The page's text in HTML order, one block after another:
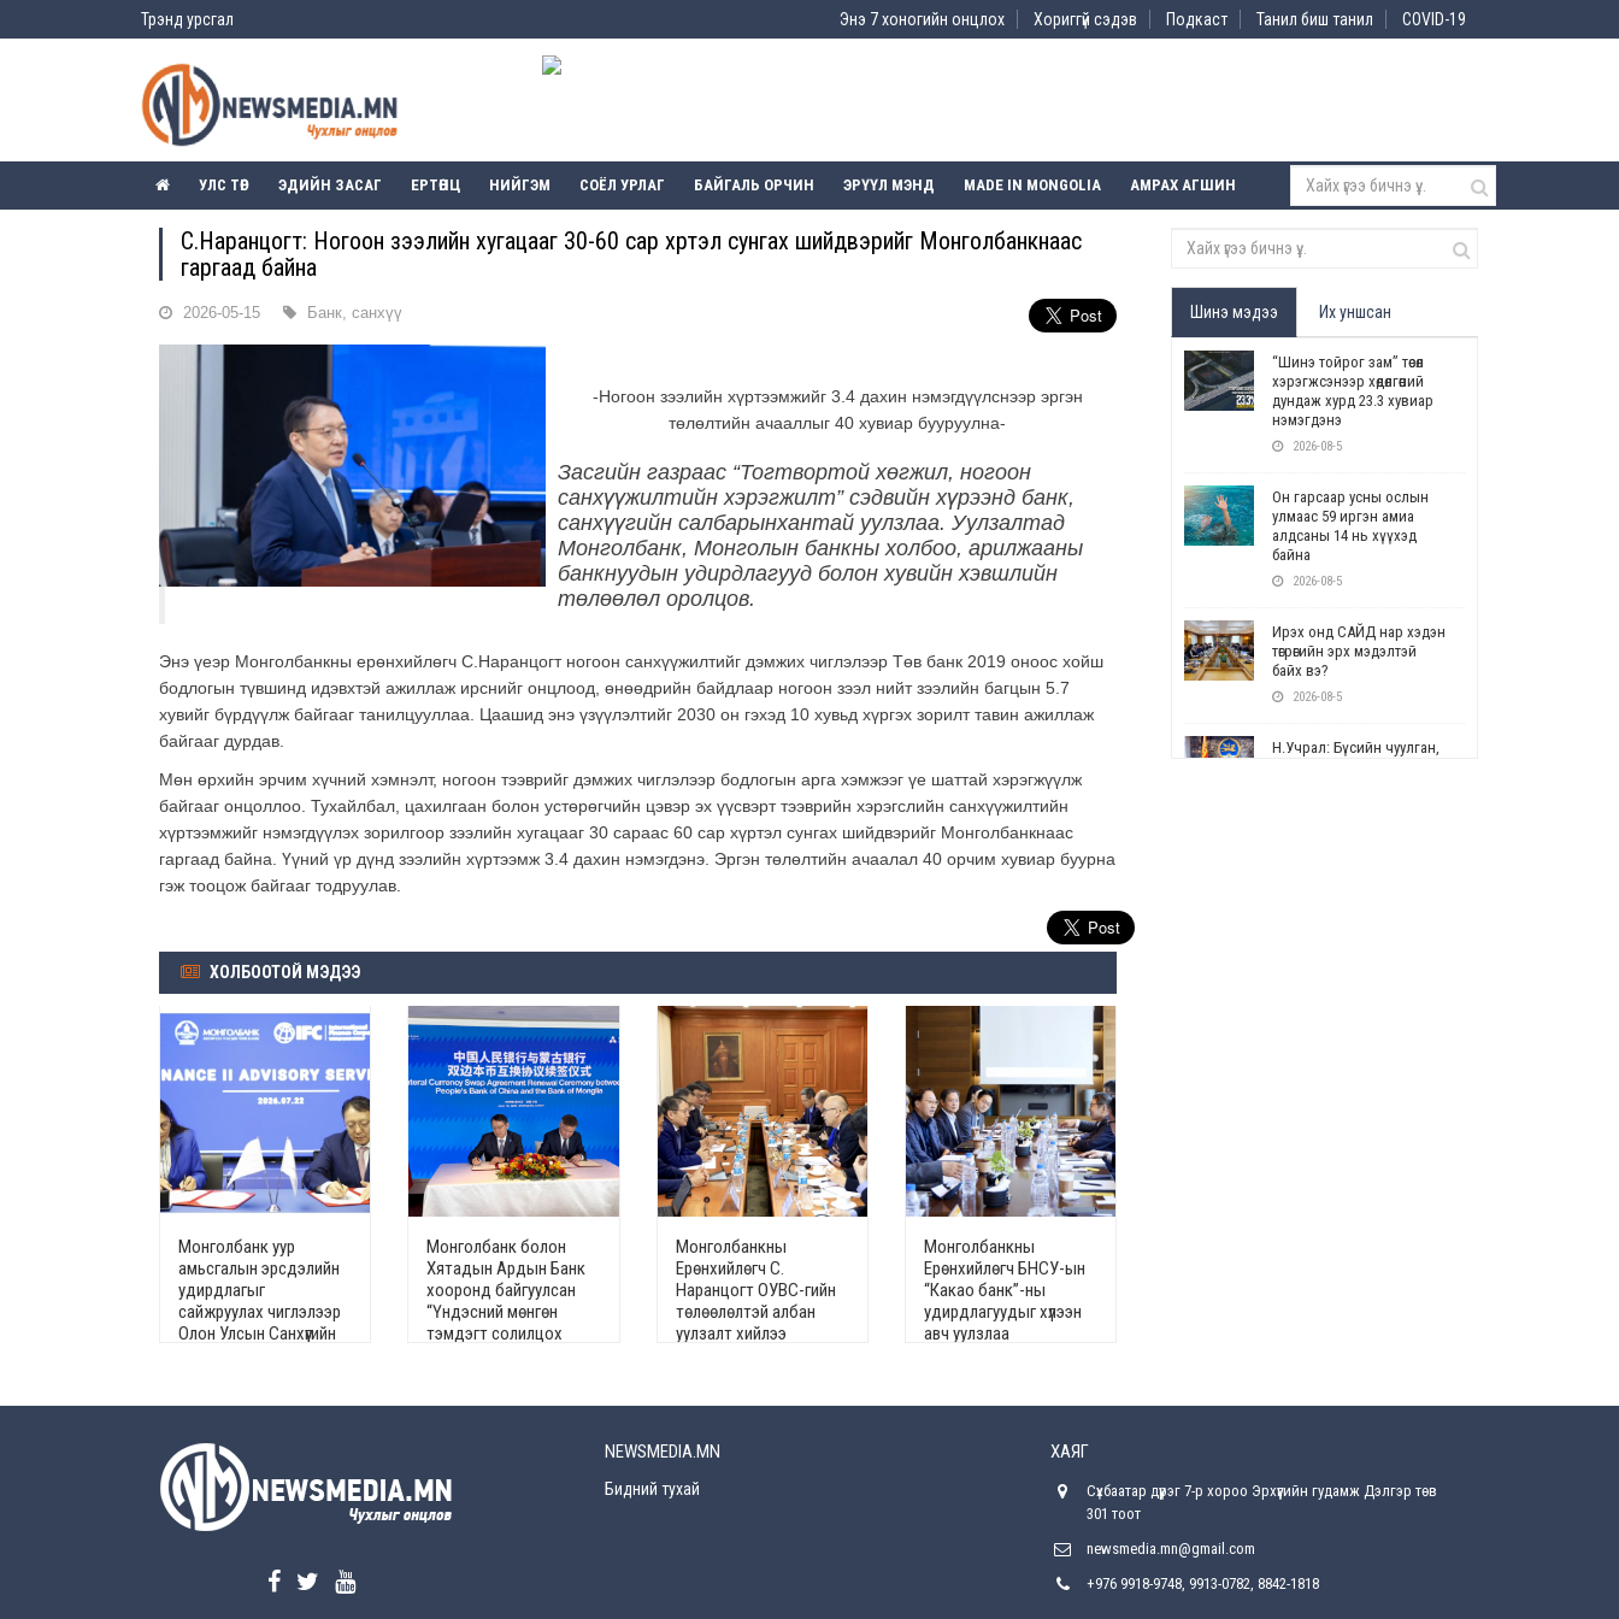
Трэнд урсгал Энэ 7 хоногийн онцлох Хориггүй сэдэв Подкаст Танил биш танил COVID-19
УЛС ТӨР ЭДИЙН ЗАСАГ ЕРТӨНЦ НИЙГЭМ СОЁЛ УРЛАГ БАЙГАЛЬ ОРЧИН ЭРҮҮЛ МЭНД MADE IN MONGOLIA АМРАХ АГШИН
С.Наранцогт: Ногоон зээлийн хугацааг 30-60 сар хүртэл сунгах шийдвэрийг Монголбанкнаас
гаргаад байна
2026-05-15 Банк, санхүү
-Ногоон зээлийн хүртээмжийг 3.4 дахин нэмэгдүүлснээр эргэн
төлөлтийн ачааллыг 40 хувиар бууруулна-
Засгийн газраас “Тогтвортой хөгжил, ногоон
санхүүжилтийн хэрэгжилт” сэдвийн хүрээнд банк,
санхүүгийн салбарынхантай уулзлаа. Уулзалтад
Монголбанк, Монголын банкны холбоо, арилжааны
банкнуудын удирдлагууд болон хувийн хэвшлийн
төлөөлөл оролцов.
Энэ үеэр Монголбанкны ерөнхийлөгч С.Наранцогт ногоон санхүүжилтийг дэмжих чиглэлээр Төв банк 2019 оноос хойш
бодлогын түвшинд идэвхтэй ажиллаж ирснийг онцлоод, өнөөдрийн байдлаар ногоон зээл нийт зээлийн багцын 5.7
хувийг бүрдүүлж байгааг танилцууллаа. Цаашид энэ үзүүлэлтийг 2030 он гэхэд 10 хувьд хүргэх зорилт тавин ажиллаж
байгааг дурдав.
Мөн өрхийн эрчим хүчний хэмнэлт, ногоон тээврийг дэмжих чиглэлээр бодлогын арга хэмжээг үе шаттай хэрэгжүүлж
байгааг онцоллоо. Тухайлбал, цахилгаан болон устөрөгчийн цэвэр эх үүсвэрт тээврийн хэрэгслийн санхүүжилтийн
хүртээмжийг нэмэгдүүлэх зорилгоор зээлийн хугацааг 30 сараас 60 сар хүртэл сунгах шийдвэрийг Монголбанкнаас
гаргаад байна. Үүний үр дүнд зээлийн хүртээмж 3.4 дахин нэмэгдэнэ. Эргэн төлөлтийн ачаалал 40 орчим хувиар буурна
гэж тооцож байгааг тодруулав.
ХОЛБООТОЙ МЭДЭЭ
Монголбанк уур
амьсгалын эрсдэлийн
удирдлагыг
сайжруулах чиглэлээр
Олон Улсын Санхүүгийн
Монголбанк болон
Хятадын Ардын Банк
хооронд байгуулсан
“Үндэсний мөнгөн
тэмдэгт солилцох
Монголбанкны
Ерөнхийлөгч С.
Наранцогт ОУВС-гийн
төлөөлөлтэй албан
уулзалт хийлээ
Монголбанкны
Ерөнхийлөгч БНСУ-ын
“Какао банк”-ны
удирдлагуудыг хүлээн
авч уулзлаа
Шинэ мэдээ Их уншсан
“Шинэ тойрог зам” төсөл
хэрэгжсэнээр хөдөлгөөний
дундаж хурд 23.3 хувиар
нэмэгдэнэ
2026-08-5
Он гарсаар усны ослын
улмаас 59 иргэн амиа
алдсаны 14 нь хүүхэд
байна
2026-08-5
Ирэх онд САЙД нар хэдэн
төгрөгийн эрх мэдэлтэй
байх вэ?
2026-08-5
Н.Учрал: Бүсийн чуулган,
өвөлжилтийн бэлтгэл,
NEWSMEDIA.MN
Бидний тухай
ХАЯГ
Сүхбаатар дүүрэг 7-р хороо Эрхүүгийн гудамж Дэлгэр төв
301 тоот
newsmedia.mn@gmail.com
+976 9918-9748, 9913-0782, 8842-1818